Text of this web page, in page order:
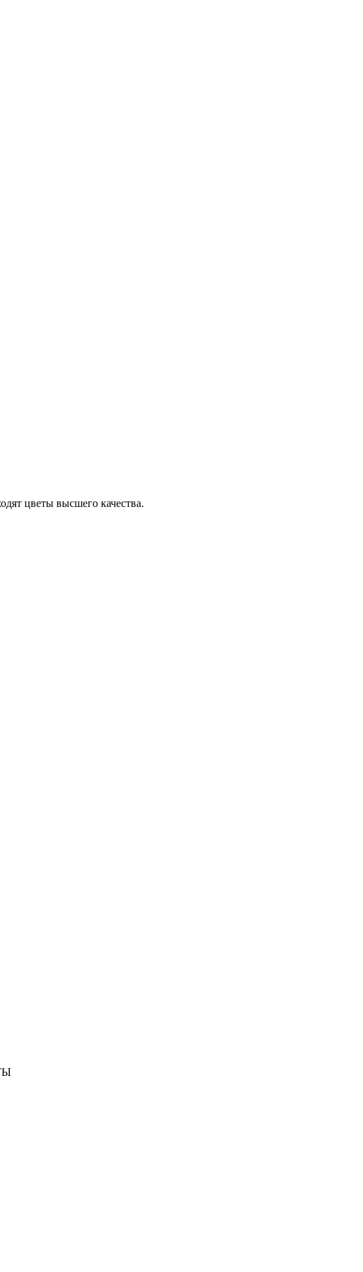
цветы высшего качества.